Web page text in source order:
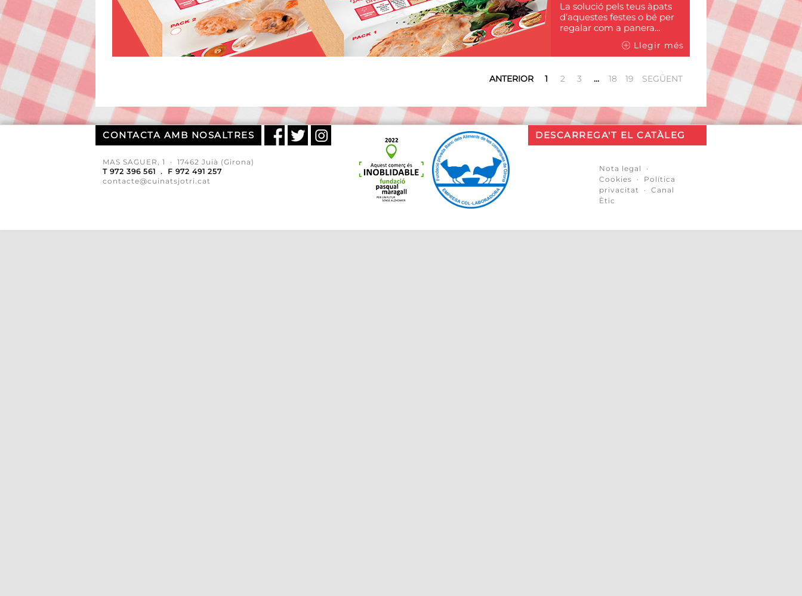
La solució pels teus àpats
d’aquestes festes o bé per
regalar com a panera…
Llegir més
ANTERIOR 1 2 3 … 18 19 SEGÜENT
CONTACTA AMB NOSALTRES
MAS SAGUER, 1 · 17462 Juià (Girona)
T 972 396 561 . F 972 491 257
contacte@cuinatsjotri.cat
DESCARREGA'T EL CATÀLEG
Nota legal
·
Cookies · Política
privacitat
· Canal
Ètic